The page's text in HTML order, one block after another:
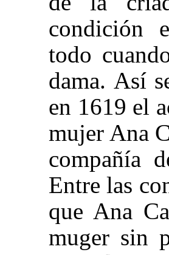
condición
todo
dama. Así
en 1619 el
mujer Ana
compañía
Entre las
que Ana
muger sin